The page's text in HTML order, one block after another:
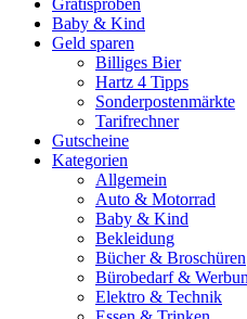
Gratisproben
Baby & Kind
Geld sparen
Billiges Bier
Hartz 4 Tipps
Sonderpostenmärkte
Tarifrechner
Gutscheine
Kategorien
Allgemein
Auto & Motorrad
Baby & Kind
Bekleidung
Bücher & Broschüren
Bürobedarf &
Elektro & Technik